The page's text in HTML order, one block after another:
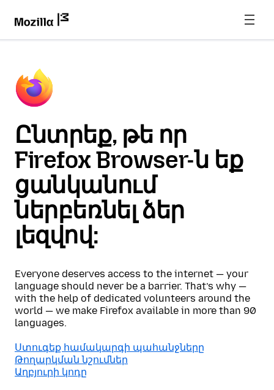
Ընտրեք, թե որ
Firefox Browser-ն եք
ցանկանում
ներբեռնել ձեր
լեզվով:
Everyone deserves access to the internet — your
language should never be a barrier. That’s why —
with the help of dedicated volunteers around the
world — we make Firefox available in more than 90
languages.
Ստուգեք համակարգի պահանջները
Թողարկման նշումներ
Աղբյուրի կոդը